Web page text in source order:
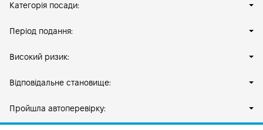
Категорія посади:
Період подання:
Високий ризик:
Відповідальне становище:
Пройшла автоперевірку: